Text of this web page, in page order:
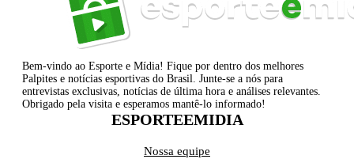
Bem-vindo ao Esporte e Mídia! Fique por dentro dos melhores
Palpites e notícias esportivas do Brasil. Junte-se a nós para
entrevistas exclusivas, notícias de última hora e análises relevantes.
Obrigado pela visita e esperamos mantê-lo informado!
ESPORTEEMIDIA
Nossa equipe